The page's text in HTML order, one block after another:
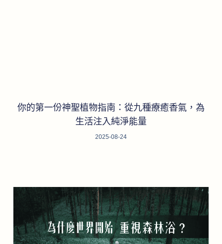
你的第一份神聖植物指南：從九種療癒香氣，為
生活注入純淨能量
2025-08-24